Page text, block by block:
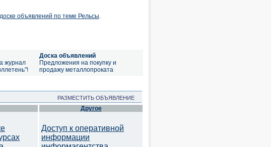
объявлений по теме Рельсы.
журнал
Доска объявлений
Предложения на покупку и
продажу металлопроката
РАЗМЕСТИТЬ ОБЪЯВЛЕНИЕ
Другое
Доступ к оперативной
информации